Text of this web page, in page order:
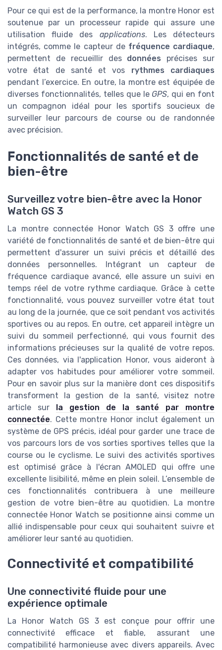
Pour ce qui est de la performance, la montre Honor est
soutenue par un processeur rapide qui assure une
utilisation fluide des applications. Les détecteurs
intégrés, comme le capteur de fréquence cardiaque,
permettent de recueillir des données précises sur
votre état de santé et vos rythmes cardiaques
pendant l’exercice. En outre, la montre est équipée de
diverses fonctionnalités, telles que le GPS, qui en font
un compagnon idéal pour les sportifs soucieux de
surveiller leur parcours de course ou de randonnée
avec précision.
Fonctionnalités de santé et de
bien-être
Surveillez votre bien-être avec la Honor
Watch GS 3
La montre connectée Honor Watch GS 3 offre une
variété de fonctionnalités de santé et de bien-être qui
permettent d'assurer un suivi précis et détaillé des
données personnelles. Intégrant un capteur de
fréquence cardiaque avancé, elle assure un suivi en
temps réel de votre rythme cardiaque. Grâce à cette
fonctionnalité, vous pouvez surveiller votre état tout
au long de la journée, que ce soit pendant vos activités
sportives ou au repos. En outre, cet appareil intègre un
suivi du sommeil perfectionné, qui vous fournit des
informations précieuses sur la qualité de votre repos.
Ces données, via l'application Honor, vous aideront à
adapter vos habitudes pour améliorer votre sommeil.
Pour en savoir plus sur la manière dont ces dispositifs
transforment la gestion de la santé, visitez notre
article sur
la gestion de la santé par montre
connectée. Cette montre Honor inclut également un
système de GPS précis, idéal pour garder une trace de
vos parcours lors de vos sorties sportives telles que la
course ou le cyclisme. Le suivi des activités sportives
est optimisé grâce à l'écran AMOLED qui offre une
excellente lisibilité, même en plein soleil. L’ensemble de
ces fonctionnalités contribuera à une meilleure
gestion de votre bien-être au quotidien. La montre
connectée Honor Watch se positionne ainsi comme un
allié indispensable pour ceux qui souhaitent suivre et
améliorer leur santé au quotidien.
Connectivité et compatibilité
Une connectivité fluide pour une
expérience optimale
La Honor Watch GS 3 est conçue pour offrir une
connectivité efficace et fiable, assurant une
compatibilité harmonieuse avec divers appareils. Avec